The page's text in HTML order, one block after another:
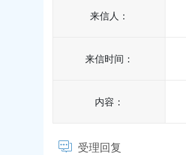
来信人：
来信时间：
内容：
受理回复